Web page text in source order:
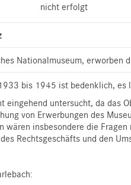
nicht erfolgt
Nationalmuseum, erworben
bis 1945 ist bedenklich, es
eingehend untersucht, da das
von Erwerbungen des
wären insbesondere die
Rechtsgeschäfts und den